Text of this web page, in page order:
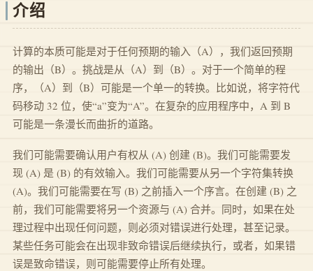
介绍
计算的本质可能是对于任何预期的输入（A），我们返回预期
的输出（B）。挑战是从（A）到（B）。对于一个简单的程
序，（A）到（B）可能是一个单一的转换。比如说，将字符代
码移动 32 位，使“a”变为“A”。在复杂的应用程序中，A 到 B
可能是一条漫长而曲折的道路。
我们可能需要确认用户有权从 (A) 创建 (B)。我们可能需要发
现 (A) 是 (B) 的有效输入。我们可能需要从另一个字符集转换
(A)。我们可能需要在写 (B) 之前插入一个序言。在创建 (B) 之
前，我们可能需要将另一个资源与 (A) 合并。同时，如果在处
理过程中出现任何问题，则必须对错误进行处理，甚至记录。
某些任务可能会在出现非致命错误后继续执行，或者，如果错
误是致命错误，则可能需要停止所有处理。